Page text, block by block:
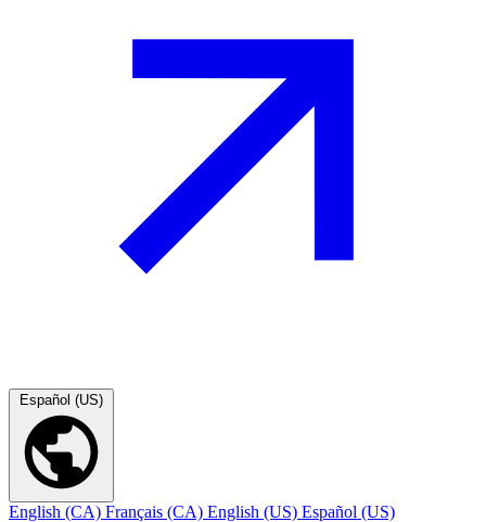
Español (US)
English (CA) Français (CA) English (US) Español (US)